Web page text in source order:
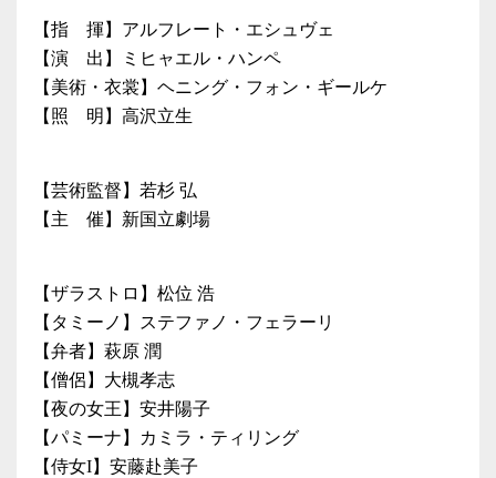
【指 揮】アルフレート・エシュヴェ
【演 出】ミヒャエル・ハンペ
【美術・衣裳】ヘニング・フォン・ギールケ
【照 明】高沢立生
【芸術監督】若杉 弘
【主 催】新国立劇場
【ザラストロ】松位 浩
【タミーノ】ステファノ・フェラーリ
【弁者】萩原 潤
【僧侶】大槻孝志
【夜の女王】安井陽子
【パミーナ】カミラ・ティリング
【侍女I】安藤赴美子